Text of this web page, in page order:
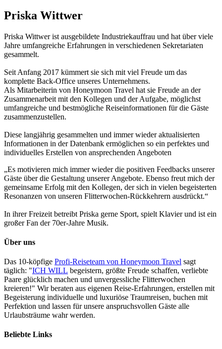
Priska Wittwer
Priska Wittwer ist ausgebildete Industriekauffrau und hat über viele
Jahre umfangreiche Erfahrungen in verschiedenen Sekretariaten
gesammelt.
Seit Anfang 2017 kümmert sie sich mit viel Freude um das
komplette Back-Office unseres Unternehmens.
Als Mitarbeiterin von Honeymoon Travel hat sie Freude an der
Zusammenarbeit mit den Kollegen und der Aufgabe, möglichst
umfangreiche und bestmögliche Reiseinformationen für die Gäste
zusammenzustellen.
Diese langjährig gesammelten und immer wieder aktualisierten
Informationen in der Datenbank ermöglichen so ein perfektes und
individuelles Erstellen von ansprechenden Angeboten
„Es motivieren mich immer wieder die positiven Feedbacks unserer
Gäste über die Gestaltung unserer Angebote. Ebenso freut mich der
gemeinsame Erfolg mit den Kollegen, der sich in vielen begeisterten
Resonanzen von unseren Flitterwochen-Rückkehrern ausdrückt.“
In ihrer Freizeit betreibt Priska gerne Sport, spielt Klavier und ist ein
großer Fan der 70er-Jahre Musik.
Über uns
Das 10-köpfige Profi-Reiseteam von Honeymoon Travel sagt
täglich: "ICH WILL begeistern, größte Freude schaffen, verliebte
Paare glücklich machen und unvergessliche Flitterwochen
kreieren!" Wir beraten aus eigenen Reise-Erfahrungen, erstellen mit
Begeisterung individuelle und luxuriöse Traumreisen, buchen mit
Perfektion und lassen für unsere anspruchsvollen Gäste alle
Urlaubsträume wahr werden.
Beliebte Links